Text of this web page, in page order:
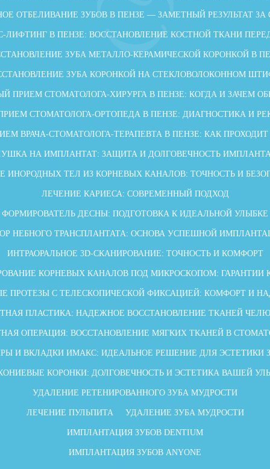
ОТБЕЛИВАНИЕ ЗУБОВ В ПЕНЗЕ — ЗАМЕТНЫЙ РЕЗУЛЬТАТ
ЛИФТИНГ В ПЕНЗЕ: ВОССТАНОВЛЕНИЕ КОСТНОЙ ТКАНИ
ЗУБА МЕТАЛЛО-КЕРАМИЧЕСКОЙ КОРОНКОЙ В
ЗУБА КОРОНКОЙ НА СТЕКЛОВОЛОКОННОМ
ПРИЕМ СТОМАТОЛОГА-ХИРУРГА В ПЕНЗЕ: КОГДА И ЗАЧЕМ
СТОМАТОЛОГА-ОРТОПЕДА В ПЕНЗЕ: ДИАГНОСТИКА И
ВРАЧА-СТОМАТОЛОГА-ТЕРАПЕВТА В ПЕНЗЕ: КАК
НА ИМПЛАНТАТ: ЗАЩИТА И ДОЛГОВЕЧНОСТЬ
ИНОРОДНЫХ ТЕЛ ИЗ КОРНЕВЫХ КАНАЛОВ: ТОЧНОСТЬ И
ЛЕЧЕНИЕ КАРИЕСА: СОВРЕМЕННЫЙ ПОДХОД
ФОРМИРОВАТЕЛЬ ДЕСНЫ: ПОДГОТОВКА К ИДЕАЛЬНОЙ УЛЫБКЕ
НЕБНОГО ТРАНСПЛАНТАТА: ОСНОВА УСПЕШНОЙ
ИНТРАОРАЛЬНОЕ 3D-СКАНИРОВАНИЕ: ТОЧНОСТЬ И КОМФОРТ
КОРНЕВЫХ КАНАЛОВ ПОД МИКРОСКОПОМ: ГАРАНТИИ
ПРОТЕЗЫ С ТЕЛЕСКОПИЧЕСКОЙ ФИКСАЦИЕЙ: КОМФОРТ И
ПЛАСТИКА: НАДЕЖНОЕ ВОССТАНОВЛЕНИЕ ТКАНЕЙ
ОПЕРАЦИЯ: ВОССТАНОВЛЕНИЕ МЯГКИХ ТКАНЕЙ В
И ВКЛАДКИ ИМАКС: ИДЕАЛЬНОЕ РЕШЕНИЕ ДЛЯ ЭСТЕТИКИ
КОРОНКИ: ДОЛГОВЕЧНОСТЬ И ЭСТЕТИКА ВАШЕЙ
УДАЛЕНИЕ РЕТЕНИРОВАННОГО ЗУБА МУДРОСТИ
ЛЕЧЕНИЕ ПУЛЬПИТА УДАЛЕНИЕ ЗУБА МУДРОСТИ
ИМПЛАНТАЦИЯ ЗУБОВ DENTIUM
ИМПЛАНТАЦИЯ ЗУБОВ ANYONE